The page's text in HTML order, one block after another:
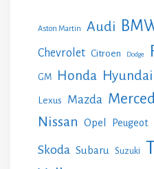
Aston Martin Audi
Chevrolet Citroen Dodge
GM Honda Hyundai
Lexus Mazda
Nissan Opel Peugeot
Skoda Subaru Suzuki